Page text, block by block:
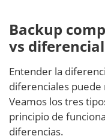
Backup
vs diferencial
Entender la
diferenciales
Veamos los tres
principio de
diferencias.